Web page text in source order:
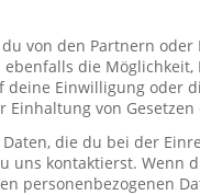
von den Partnern
die
Einwilligung oder
von
die du bei der
kontaktierst. Wenn
personenbezogenen